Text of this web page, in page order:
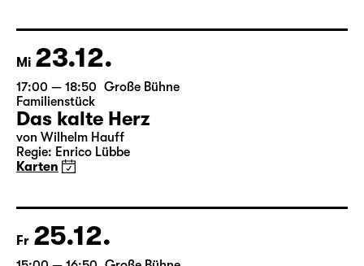
Karten nur an der Theaterkasse
Mi 23.12.
17:00 — 18:50 Große Bühne
Familienstück
Das kalte Herz
Regie: Enrico Lübbe
Karten